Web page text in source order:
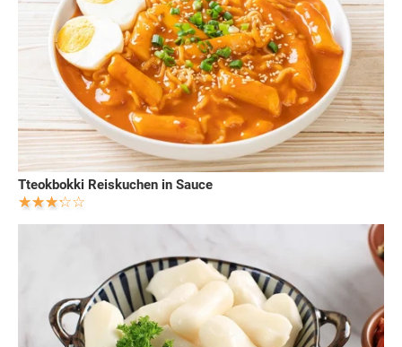
Tteokbokki Reiskuchen in Sauce